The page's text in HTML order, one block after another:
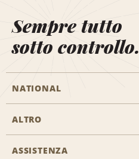
Sempre tutto
sotto controllo.
NATIONAL
Inizia una prenotazione
ALTRO
Offerte di lavoro
ASSISTENZA